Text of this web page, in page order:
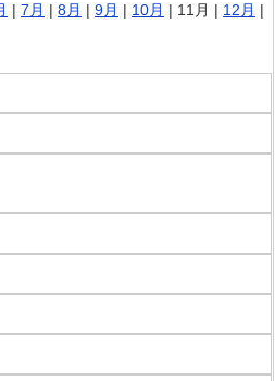
| 7月 | 8月 | 9月 | 10月 | 11月 | 12月 |